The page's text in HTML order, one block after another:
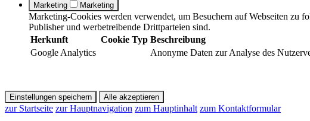
Marketing Marketing
Marketing-Cookies werden verwendet, um Besuchern auf Webseiten zu
Publisher und werbetreibende Drittparteien sind.
Herkunft
Cookie Typ Beschreibung
Google Analytics
Anonyme Daten zur Analyse des
Einstellungen speichern Alle akzeptieren
zur Startseite zur Hauptnavigation zum Hauptinhalt zum Kontaktformular